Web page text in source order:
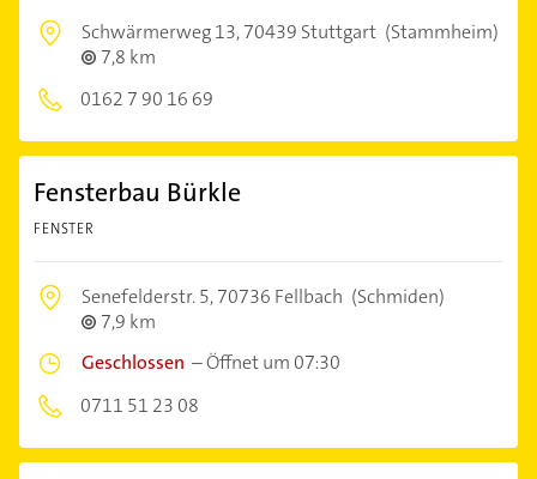
Schwärmerweg 13,70439 Stuttgart (Stammheim)
7,8 km
0162 7 90 16 69
Fensterbau Bürkle
FENSTER
Senefelderstr. 5,70736 Fellbach (Schmiden)
7,9 km
Geschlossen –Öffnet um 07:30
0711 51 23 08